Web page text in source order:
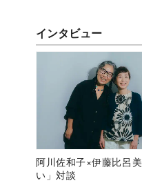
インタビュー
阿川佐和子×伊藤比呂
い」対談